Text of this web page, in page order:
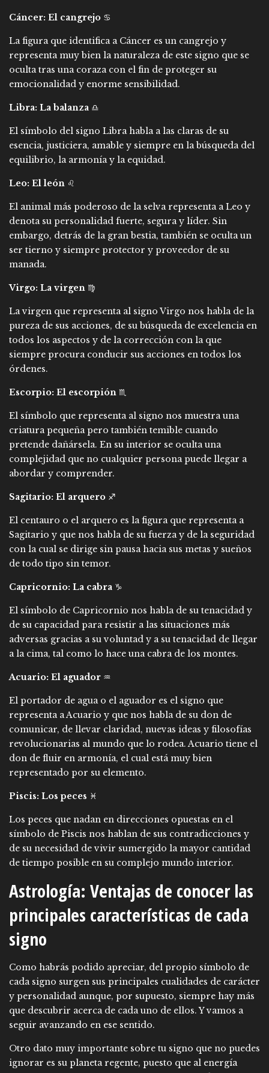
Cáncer: El cangrejo ♋
La figura que identifica a Cáncer es un cangrejo y
representa muy bien la naturaleza de este signo que se
oculta tras una coraza con el fin de proteger su
emocionalidad y enorme sensibilidad.
Libra: La balanza ♎
El símbolo del signo Libra habla a las claras de su
esencia, justiciera, amable y siempre en la búsqueda del
equilibrio, la armonía y la equidad.
Leo: El león ♌
El animal más poderoso de la selva representa a Leo y
denota su personalidad fuerte, segura y líder. Sin
embargo, detrás de la gran bestia, también se oculta un
ser tierno y siempre protector y proveedor de su
manada.
Virgo: La virgen ♍
La virgen que representa al signo Virgo nos habla de la
pureza de sus acciones, de su búsqueda de excelencia en
todos los aspectos y de la corrección con la que
siempre procura conducir sus acciones en todos los
órdenes.
Escorpio: El escorpión ♏
El símbolo que representa al signo nos muestra una
criatura pequeña pero también temible cuando
pretende dañársela. En su interior se oculta una
complejidad que no cualquier persona puede llegar a
abordar y comprender.
Sagitario: El arquero ♐
El centauro o el arquero es la figura que representa a
Sagitario y que nos habla de su fuerza y de la seguridad
con la cual se dirige sin pausa hacia sus metas y sueños
de todo tipo sin temor.
Capricornio: La cabra ♑
El símbolo de Capricornio nos habla de su tenacidad y
de su capacidad para resistir a las situaciones más
adversas gracias a su voluntad y a su tenacidad de llegar
a la cima, tal como lo hace una cabra de los montes.
Acuario: El aguador ♒
El portador de agua o el aguador es el signo que
representa a Acuario y que nos habla de su don de
comunicar, de llevar claridad, nuevas ideas y filosofías
revolucionarias al mundo que lo rodea. Acuario tiene el
don de fluir en armonía, el cual está muy bien
representado por su elemento.
Piscis: Los peces ♓
Los peces que nadan en direcciones opuestas en el
símbolo de Piscis nos hablan de sus contradicciones y
de su necesidad de vivir sumergido la mayor cantidad
de tiempo posible en su complejo mundo interior.
Astrología: Ventajas de conocer las
principales características de cada
signo
Como habrás podido apreciar, del propio símbolo de
cada signo surgen sus principales cualidades de carácter
y personalidad aunque, por supuesto, siempre hay más
que descubrir acerca de cada uno de ellos. Y vamos a
seguir avanzando en ese sentido.
Otro dato muy importante sobre tu signo que no puedes
ignorar es su planeta regente, puesto que al energía